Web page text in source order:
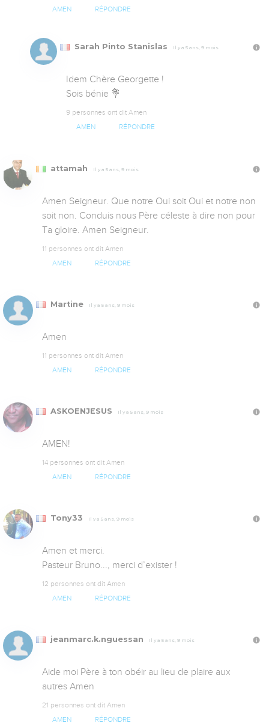
AMEN RÉPONDRE
Sarah Pinto Stanislas Il y a 5 ans, 9 mois
Idem Chère Georgette !
Sois bénie 💐
9 personnes ont dit Amen
AMEN RÉPONDRE
attamah Il y a 5 ans, 9 mois
Amen Seigneur. Que notre Oui soit Oui et notre non
soit non. Conduis nous Père céleste à dire non pour
Ta gloire. Amen Seigneur.
11 personnes ont dit Amen
AMEN RÉPONDRE
Martine Il y a 5 ans, 9 mois
Amen
11 personnes ont dit Amen
AMEN RÉPONDRE
ASKOENJESUS Il y a 5 ans, 9 mois
AMEN!
14 personnes ont dit Amen
AMEN RÉPONDRE
Tony33 Il y a 5 ans, 9 mois
Amen et merci.
Pasteur Bruno..., merci d’exister !
12 personnes ont dit Amen
AMEN RÉPONDRE
jeanmarc.k.nguessan Il y a 5 ans, 9 mois
Aide moi Père à ton obéir au lieu de plaire aux
autres Amen
21 personnes ont dit Amen
AMEN RÉPONDRE